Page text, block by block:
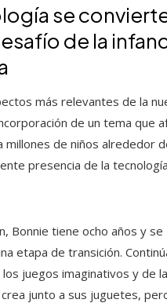
se
de la
más relevantes de la
de un tema que
millones de niños alrededor
presencia de la
Bonnie tiene ocho años y se
etapa de transición.
juegos imaginativos y de
junto a sus juguetes,